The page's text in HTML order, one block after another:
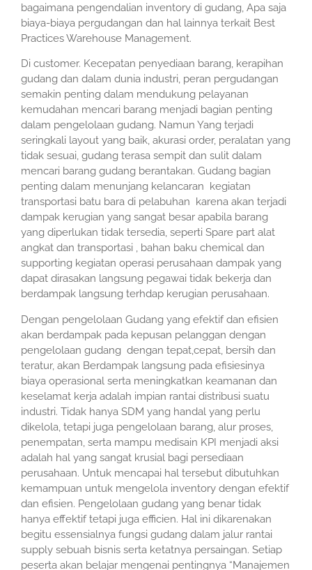
bagaimana pengendalian inventory di gudang, Apa saja
biaya-biaya pergudangan dan hal lainnya terkait Best
Practices Warehouse Management.
Di customer. Kecepatan penyediaan barang, kerapihan
gudang dan dalam dunia industri, peran pergudangan
semakin penting dalam mendukung pelayanan
kemudahan mencari barang menjadi bagian penting
dalam pengelolaan gudang. Namun Yang terjadi
seringkali layout yang baik, akurasi order, peralatan yang
tidak sesuai, gudang terasa sempit dan sulit dalam
mencari barang gudang berantakan. Gudang bagian
penting dalam menunjang kelancaran kegiatan
transportasi batu bara di pelabuhan karena akan terjadi
dampak kerugian yang sangat besar apabila barang
yang diperlukan tidak tersedia, seperti Spare part alat
angkat dan transportasi , bahan baku chemical dan
supporting kegiatan operasi perusahaan dampak yang
dapat dirasakan langsung pegawai tidak bekerja dan
berdampak langsung terhdap kerugian perusahaan.
Dengan pengelolaan Gudang yang efektif dan efisien
akan berdampak pada kepusan pelanggan dengan
pengelolaan gudang dengan tepat,cepat, bersih dan
teratur, akan Berdampak langsung pada efisiesinya
biaya operasional serta meningkatkan keamanan dan
keselamat kerja adalah impian rantai distribusi suatu
industri. Tidak hanya SDM yang handal yang perlu
dikelola, tetapi juga pengelolaan barang, alur proses,
penempatan, serta mampu medisain KPI menjadi aksi
adalah hal yang sangat krusial bagi persediaan
perusahaan. Untuk mencapai hal tersebut dibutuhkan
kemampuan untuk mengelola inventory dengan efektif
dan efisien. Pengelolaan gudang yang benar tidak
hanya effektif tetapi juga efficien. Hal ini dikarenakan
begitu essensialnya fungsi gudang dalam jalur rantai
supply sebuah bisnis serta ketatnya persaingan. Setiap
peserta akan belajar mengenai pentingnya “Manajemen